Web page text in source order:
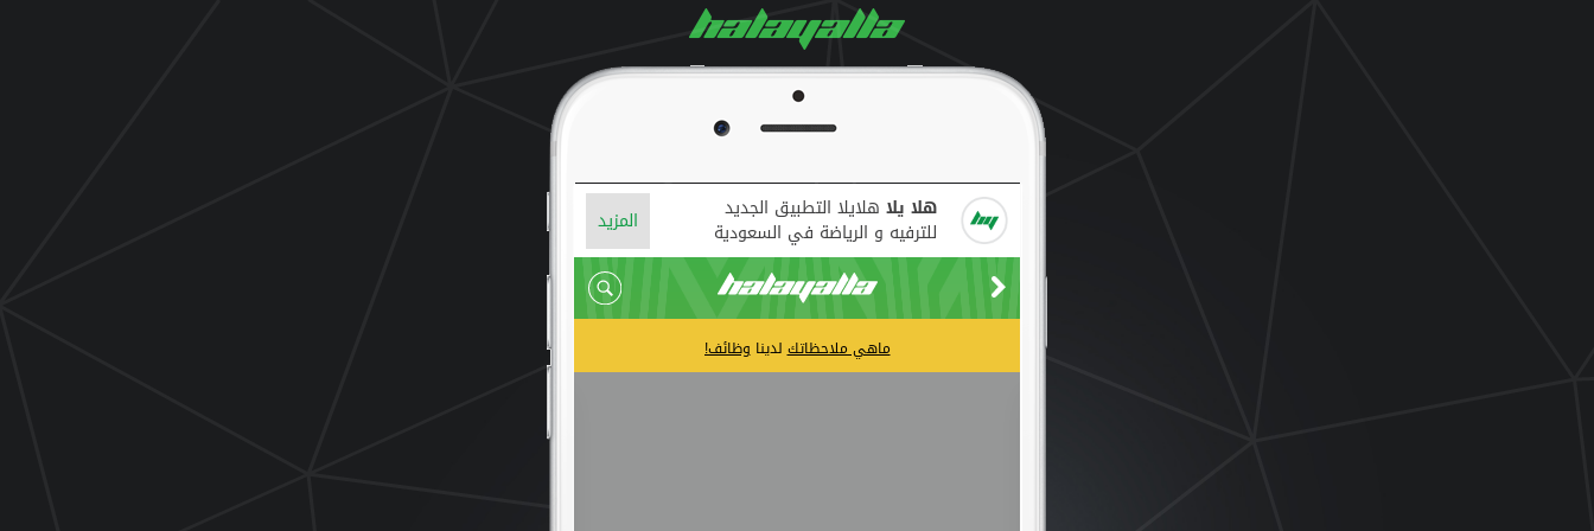
هلا يلا هلايلا التطبيق الجديد
للترفيه و الرياضة في السعودية المزيد
ماهي ملاحظاتكلديناوظائف!